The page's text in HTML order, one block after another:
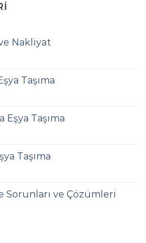
Nakliyat
Taşıma
Eşya Taşıma
Taşıma
Sorunları ve Çözümleri